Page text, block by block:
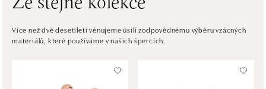
ALO diamonds Westfield Černý most, Praha 9
Chlumecká 765/6, 198 19 Praha 9
dnes otevřeno od 09:00
Více než dvě desetiletí věnujeme úsilí zodpovědnému výběru vzácných
materiálů, které používáme v našich špercích.